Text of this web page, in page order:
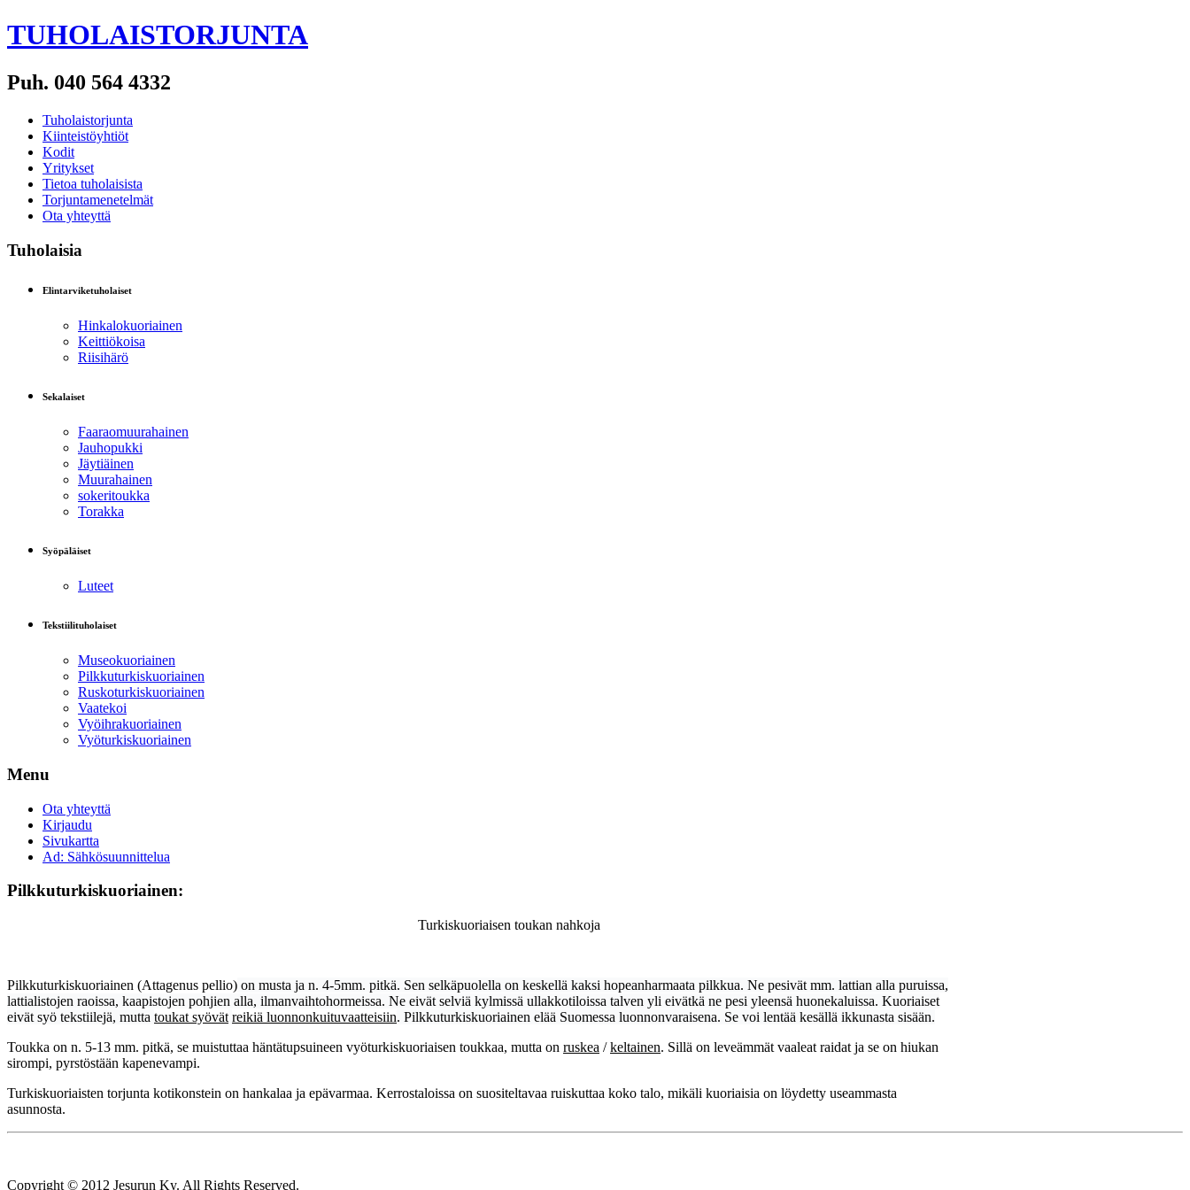
TUHOLAISTORJUNTA
Puh. 040 564 4332
Tuholaistorjunta
Kiinteistöyhtiöt
Kodit
Yritykset
Tietoa tuholaisista
Torjuntamenetelmät
Ota yhteyttä
Tuholaisia
Elintarviketuholaiset
Hinkalokuoriainen
Keittiökoisa
Riisihärö
Sekalaiset
Faaraomuurahainen
Jauhopukki
Jäytiäinen
Muurahainen
sokeritoukka
Torakka
Syöpäläiset
Luteet
Tekstiilituholaiset
Museokuoriainen
Pilkkuturkiskuoriainen
Ruskoturkiskuoriainen
Vaatekoi
Vyöihrakuoriainen
Vyöturkiskuoriainen
Menu
Ota yhteyttä
Kirjaudu
Sivukartta
Ad: Sähkösuunnittelua
Pilkkuturkiskuoriainen:
Turkiskuoriaisen toukan nahkoja
Pilkkuturkiskuoriainen (Attagenus pellio) on musta ja n. 4-5mm. pitkä. Sen selkäpuolella on keskellä kaksi hopeanharmaata pilkkua. Ne pesivät mm. lattian alla puruissa,
lattialistojen raoissa, kaapistojen pohjien alla, ilmanvaihtohormeissa. Ne eivät selviä kylmissä ullakkotiloissa talven yli eivätkä ne pesi yleensä huonekaluissa. Kuoriaiset
eivät syö tekstiilejä, mutta toukat syövät reikiä luonnonkuituvaatteisiin. Pilkkuturkiskuoriainen elää Suomessa luonnonvaraisena. Se voi lentää kesällä ikkunasta sisään.
Toukka on n. 5-13 mm. pitkä, se muistuttaa häntätupsuineen vyöturkiskuoriaisen toukkaa, mutta on ruskea /keltainen. Sillä on leveämmät vaaleat raidat ja se on hiukan
sirompi, pyrstöstään kapenevampi.
Turkiskuoriaisten torjunta kotikonstein on hankalaa ja epävarmaa. Kerrostaloissa on suositeltavaa ruiskuttaa koko talo, mikäli kuoriaisia on löydetty useammasta
asunnosta.
Copyright © 2012 Jesurun Ky. All Rights Reserved.